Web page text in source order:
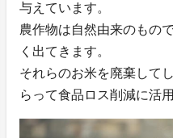
与えています。
農作物は自然由来のもの
く出てきます。
それらのお米を廃棄して
らって食品ロス削減に活